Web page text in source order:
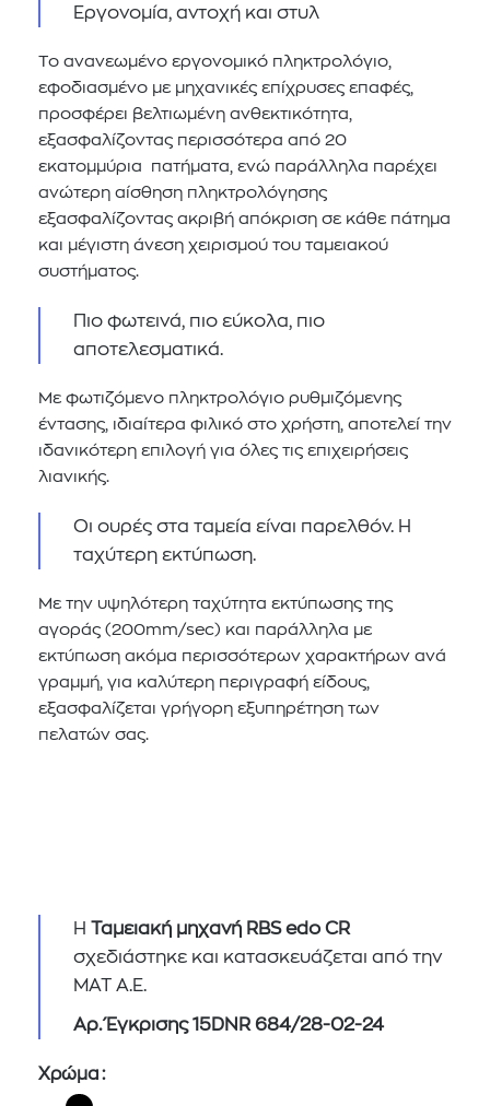
Εργονομία, αντοχή και στυλ
Το ανανεωμένο εργονομικό πληκτρολόγιο,
εφοδιασμένο με μηχανικές επίχρυσες επαφές,
προσφέρει βελτιωμένη ανθεκτικότητα,
εξασφαλίζοντας περισσότερα από 20
εκατομμύρια πατήματα, ενώ παράλληλα παρέχει
ανώτερη αίσθηση πληκτρολόγησης
εξασφαλίζοντας ακριβή απόκριση σε κάθε πάτημα
και μέγιστη άνεση χειρισμού του ταμειακού
συστήματος.
Πιο φωτεινά, πιο εύκολα, πιο
αποτελεσματικά.
Με φωτιζόμενο πληκτρολόγιο ρυθμιζόμενης
έντασης, ιδιαίτερα φιλικό στο χρήστη, αποτελεί την
ιδανικότερη επιλογή για όλες τις επιχειρήσεις
λιανικής.
Οι ουρές στα ταμεία είναι παρελθόν. Η
ταχύτερη εκτύπωση.
Με την υψηλότερη ταχύτητα εκτύπωσης της
αγοράς (200mm/sec) και παράλληλα με
εκτύπωση ακόμα περισσότερων χαρακτήρων ανά
γραμμή, για καλύτερη περιγραφή είδους,
εξασφαλίζεται γρήγορη εξυπηρέτηση των
πελατών σας.
H Ταμειακή μηχανή RBS edo CR
σχεδιάστηκε και κατασκευάζεται από την
ΜΑΤ Α.Ε.
Αρ. Έγκρισης 15DNR 684/28-02-24
Χρώμα